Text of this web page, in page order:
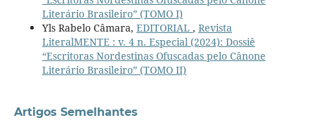
Literário Brasileiro” (TOMO I)
Yls Rabelo Câmara, EDITORIAL , Revista
LiteralMENTE : v. 4 n. Especial (2024): Dossiê
“Escritoras Nordestinas Ofuscadas pelo Cânone
Literário Brasileiro” (TOMO II)
Artigos Semelhantes